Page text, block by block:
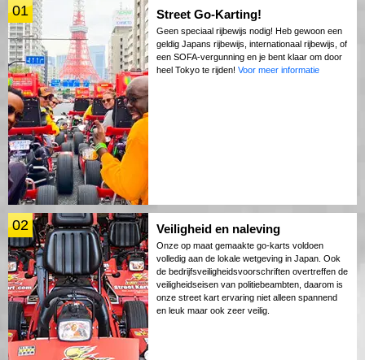
01 Street Go-Karting!
Geen speciaal rijbewijs nodig! Heb gewoon een
geldig Japans rijbewijs, internationaal rijbewijs, of
een SOFA-vergunning en je bent klaar om door
heel Tokyo te rijden! Voor meer informatie
02 Veiligheid en naleving
Onze op maat gemaakte go-karts voldoen
volledig aan de lokale wetgeving in Japan. Ook
de bedrijfsveiligheidsvoorschriften overtreffen de
veiligheidseisen van politiebeambten, daarom is
onze street kart ervaring niet alleen spannend
en leuk maar ook zeer veilig.